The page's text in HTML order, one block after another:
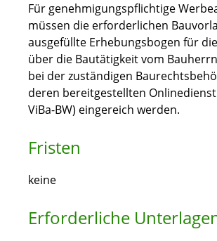
Für genehmigungspflichtige
müssen die erforderlichen
ausgefüllte Erhebungsbogen für
über die Bautätigkeit vom
bei der zuständigen
deren bereitgestellten
ViBa-BW) eingereich werden.
Fristen
keine
Erforderliche